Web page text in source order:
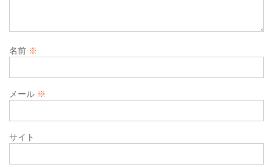
名前 ※
メール ※
サイト